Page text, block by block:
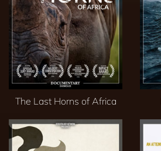
The Last Horns of Africa